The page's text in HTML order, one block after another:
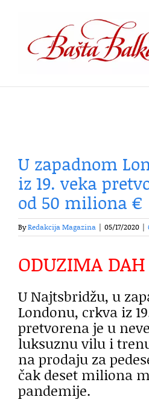
content
U zapadnom
iz 19. veka
od 50 miliona €
ByRedakcija Magazina 05/17/2020
ODUZIMA DAH
U Najtsbridžu, u
Londonu, crkva iz
pretvorena je u
luksuznu vilu i
na prodaju za
čak deset miliona
pandemije.